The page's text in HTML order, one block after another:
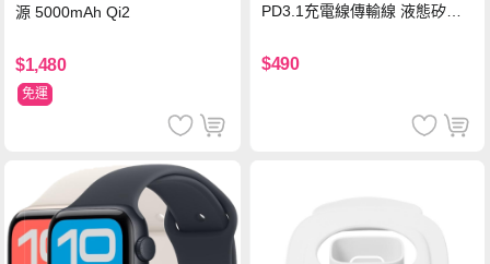
源 5000mAh Qi2
$1,480
免運
PD3.1充電線傳輸線 液態矽膠
機/平板/筆電
$490